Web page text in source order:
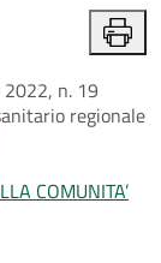
2022, n. 19
regionale
COMUNITA’